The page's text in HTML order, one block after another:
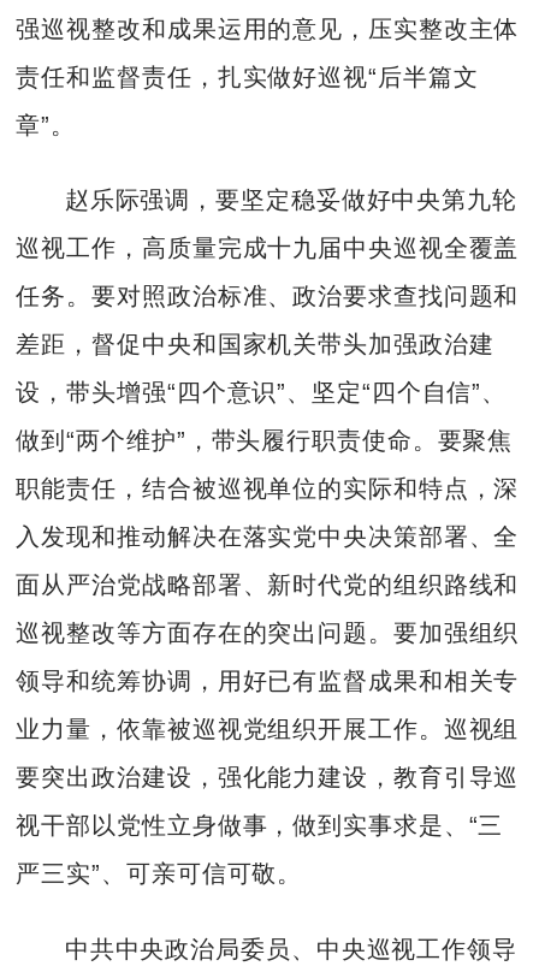
强巡视整改和成果运用的意见，压实整改主体
责任和监督责任，扎实做好巡视“后半篇文
章”。
赵乐际强调，要坚定稳妥做好中央第九轮
巡视工作，高质量完成十九届中央巡视全覆盖
任务。要对照政治标准、政治要求查找问题和
差距，督促中央和国家机关带头加强政治建
设，带头增强“四个意识”、坚定“四个自信”、
做到“两个维护”，带头履行职责使命。要聚焦
职能责任，结合被巡视单位的实际和特点，深
入发现和推动解决在落实党中央决策部署、全
面从严治党战略部署、新时代党的组织路线和
巡视整改等方面存在的突出问题。要加强组织
领导和统筹协调，用好已有监督成果和相关专
业力量，依靠被巡视党组织开展工作。巡视组
要突出政治建设，强化能力建设，教育引导巡
视干部以党性立身做事，做到实事求是、“三
严三实”、可亲可信可敬。
中共中央政治局委员、中央巡视工作领导